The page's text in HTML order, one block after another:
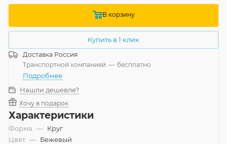
В корзину
Купить в 1 клик
Доставка Россия
Транспортной компанией — бесплатно
Подробнее
Нашли дешевле?
Хочу в подарок
Характеристики
Форма — Круг
Цвет — Бежевый